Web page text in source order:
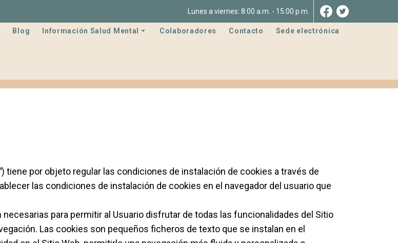
Lunes a viernes: 8:00 a.m. - 15:00 p.m.
Blog Información Salud Mental Colaboradores Contacto Sede electrónica
) tiene por objeto regular las condiciones de instalación de cookies a través de
las condiciones de instalación de cookies en el navegador del usuario que
para permitir al Usuario disfrutar de todas las funcionalidades del Sitio
Las cookies son pequeños ficheros de texto que se instalan en el